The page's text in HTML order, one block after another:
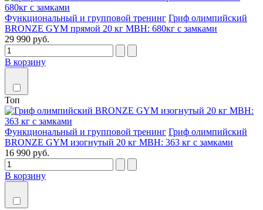
Функциональный и групповой тренинг Гриф олимпийский
BRONZE GYM прямой 20 кг МВН: 680кг с замками
29 990 руб.
В корзину
Топ
Функциональный и групповой тренинг Гриф олимпийский
BRONZE GYM изогнутый 20 кг MBH: 363 кг с замками
16 990 руб.
В корзину